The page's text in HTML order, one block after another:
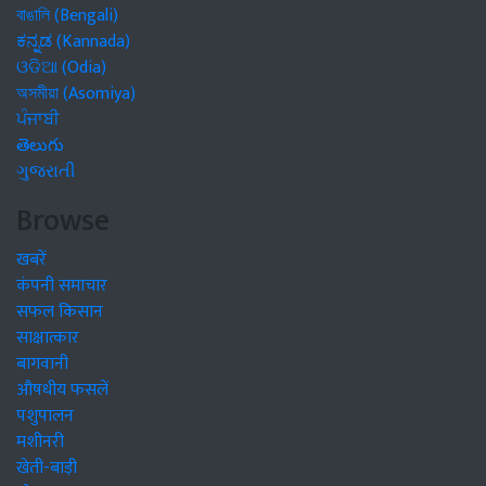
বাঙালি (Bengali)
ಕನ್ನಡ (Kannada)
ଓଡିଆ (Odia)
অসমীয়া (Asomiya)
ਪੰਜਾਬੀ
తెలుగు
ગુજરાતી
Browse
खबरें
कंपनी समाचार
सफल किसान
साक्षात्कार
बागवानी
औषधीय फसलें
पशुपालन
मशीनरी
खेती-बाड़ी